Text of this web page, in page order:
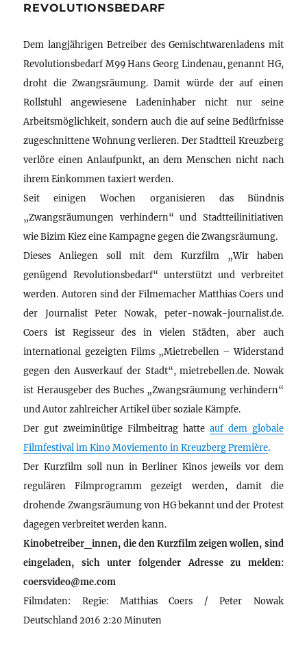
REVOLUTIONSBEDARF
Dem langjährigen Betreiber des Gemischtwarenladens mit
Revolutionsbedarf M99 Hans Georg Lindenau, genannt HG,
droht die Zwangsräumung. Damit würde der auf einen
Rollstuhl angewiesene Ladeninhaber nicht nur seine
Arbeitsmöglichkeit, sondern auch die auf seine Bedürfnisse
zugeschnittene Wohnung verlieren. Der Stadtteil Kreuzberg
verlöre einen Anlaufpunkt, an dem Menschen nicht nach
ihrem Einkommen taxiert werden.
Seit einigen Wochen organisieren das Bündnis
„Zwangsräumungen verhindern“ und Stadtteilinitiativen
wie Bizim Kiez eine Kampagne gegen die Zwangsräumung.
Dieses Anliegen soll mit dem Kurzfilm „Wir haben
genügend Revolutionsbedarf“ unterstützt und verbreitet
werden. Autoren sind der Filmemacher Matthias Coers und
der Journalist Peter Nowak, peter-nowak-journalist.de.
Coers ist Regisseur des in vielen Städten, aber auch
international gezeigten Films „Mietrebellen – Widerstand
gegen den Ausverkauf der Stadt“, mietrebellen.de. Nowak
ist Herausgeber des Buches „Zwangsräumung verhindern“
und Autor zahlreicher Artikel über soziale Kämpfe.
Der gut zweiminütige Filmbeitrag hatte auf dem globale
Filmfestival im Kino Moviemento in Kreuzberg Première.
Der Kurzfilm soll nun in Berliner Kinos jeweils vor dem
regulären Filmprogramm gezeigt werden, damit die
drohende Zwangsräumung von HG bekannt und der Protest
dagegen verbreitet werden kann.
Kinobetreiber_innen, die den Kurzfilm zeigen wollen, sind
eingeladen, sich unter folgender Adresse zu melden:
coersvideo@me.com
Filmdaten: Regie: Matthias Coers / Peter Nowak
Deutschland 2016 2:20 Minuten